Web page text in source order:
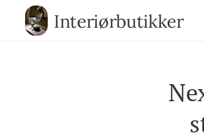
Interiørbutikker